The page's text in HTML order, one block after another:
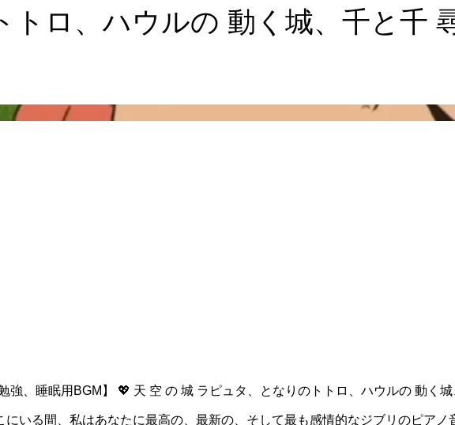
トロ、ハウルの 動く城、千と千
強、睡眠用BGM】 💖 天 空 の 城 ラピュタ、となりのトトロ、ハウルの 動く
いる間、私はあなたに最高の、最新の、そして最も感情的なジブリのピアノ